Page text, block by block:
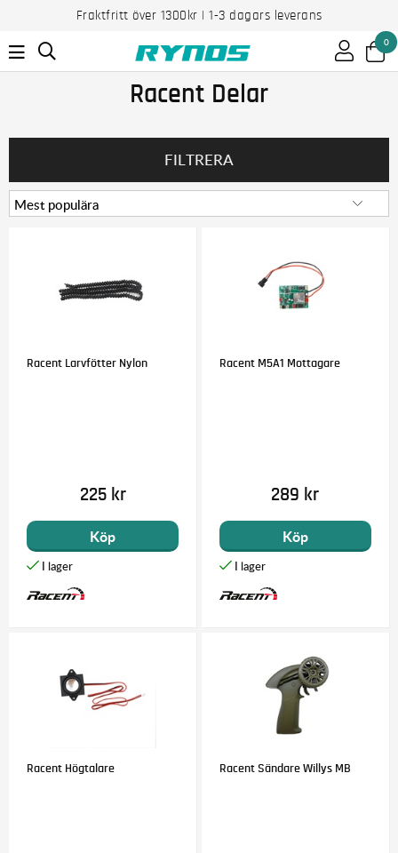
Fraktfritt över 1300kr | 1-3 dagars leverans
0
Racent Delar
FILTRERA
Racent Larvfötter Nylon
225 kr
Köp
Racent M5A1 Mottagare
289 kr
Köp
Racent Högtalare Racent Sändare Willys MB